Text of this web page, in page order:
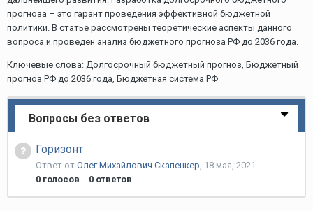
прогноза – это гарант проведения эффективной бюджетной
политики. В статье рассмотрены теоретические аспекты данного
вопроса и проведен анализ бюджетного прогноза РФ до 2036 года.
Ключевые слова: Долгосрочный бюджетный прогноз, Бюджетный
прогноз РФ до 2036 года, Бюджетная система РФ
Вопросы без ответов
Горизонт
Ответ от Олег Михайлович Скапенкер, 18 мая, 2021
0 голосов 0 ответов